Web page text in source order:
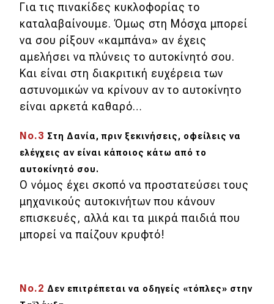
eDRIVE
DRIVE USED
Για τις πινακίδες κυκλοφορίας το
καταλαβαίνουμε. Όμως στη Μόσχα μπορεί
να σου ρίξουν «καμπάνα» αν έχεις
αμελήσει να πλύνεις το αυτοκίνητό σου.
Και είναι στη διακριτική ευχέρεια των
αστυνομικών να κρίνουν αν το αυτοκίνητο
είναι αρκετά καθαρό…
Νο.3 Στη Δανία, πριν ξεκινήσεις, οφείλεις να
ελέγχεις αν είναι κάποιος κάτω από το
αυτοκίνητό σου.
Ο νόμος έχει σκοπό να προστατεύσει τους
μηχανικούς αυτοκινήτων που κάνουν
επισκευές, αλλά και τα μικρά παιδιά που
μπορεί να παίζουν κρυφτό!
Νο.2 Δεν επιτρέπεται να οδηγείς «τόπλες» στην